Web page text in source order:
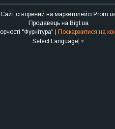
Сайт створений на маркетплейсі
Продавець на Bigl.ua
Інтернет-магазин товарів для творчості "Фурнітура" | Поскаржитися на
Select Language ▼